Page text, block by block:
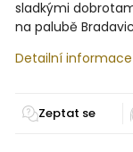
sladkými
na palubě
Detailní informace
Zeptat se